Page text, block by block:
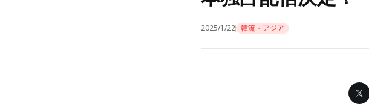
2025/1/22 韓流・アジア